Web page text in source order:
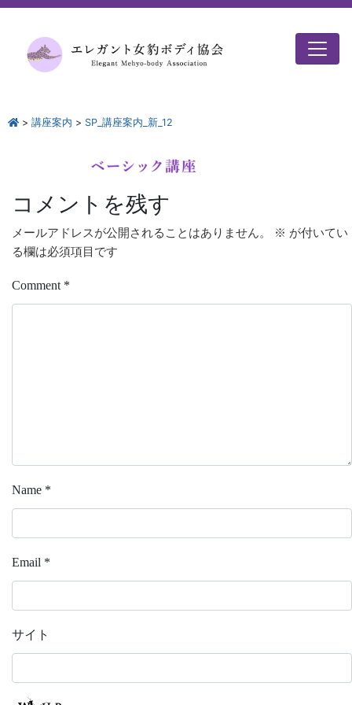
> 講座案内 > SP_講座案内_新_12
コメントを残す
メールアドレスが公開されることはありません。 ※ が付いてい
る欄は必須項目です
Comment *
Name *
Email *
サイト